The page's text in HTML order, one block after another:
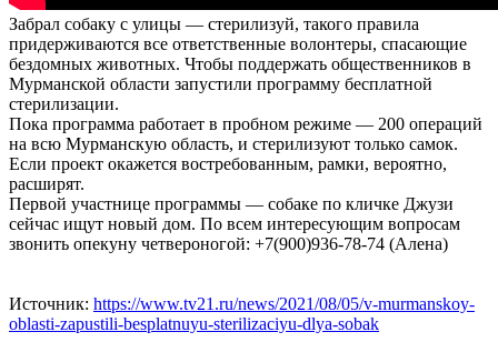
Забрал собаку с улицы — стерилизуй, такого правила
придерживаются все ответственные волонтеры, спасающие
бездомных животных. Чтобы поддержать общественников в
Мурманской области запустили программу бесплатной
стерилизации.
Пока программа работает в пробном режиме — 200 операций
на всю Мурманскую область, и стерилизуют только самок.
Если проект окажется востребованным, рамки, вероятно,
расширят.
Первой участнице программы — собаке по кличке Джузи
сейчас ищут новый дом. По всем интересующим вопросам
звонить опекуну четвероногой: +7(900)936-78-74 (Алена)
Источник: https://www.tv21.ru/news/2021/08/05/v-murmanskoy-
oblasti-zapustili-besplatnuyu-sterilizaciyu-dlya-sobak